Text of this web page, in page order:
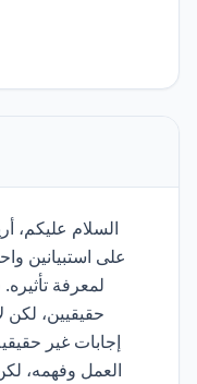
السلام عليكم،
على استبيانين
حقيقيين، لكن
العمل وفهمه،